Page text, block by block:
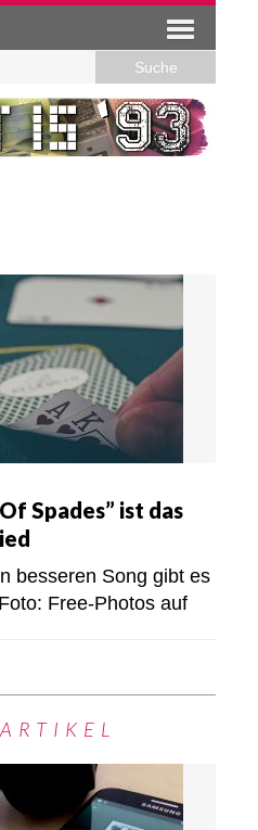
Spades” ist das
besseren Song gibt es
Free-Photos auf